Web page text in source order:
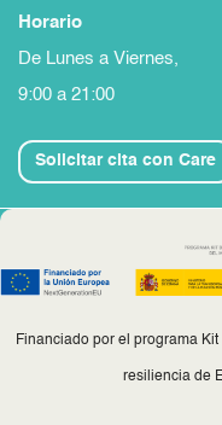
Horario
De Lunes a Viernes,
9:00 a 21:00
Solicitar cita con Care
Financiado por el programa
resiliencia de